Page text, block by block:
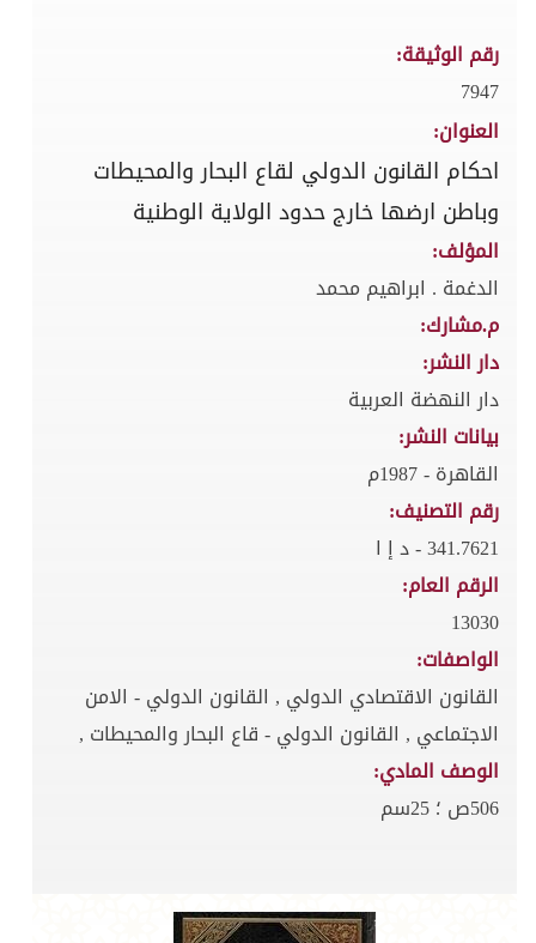
رقم الوثيقة:
7947
العنوان:
احكام القانون الدولي لقاع البحار والمحيطات
وباطن ارضها خارج حدود الولاية الوطنية
المؤلف:
الدغمة . ابراهيم محمد
م.مشارك:
دار النشر:
دار النهضة العربية
بيانات النشر:
القاهرة - 1987م
رقم التصنيف:
341.7621 - د إ ا
الرقم العام:
13030
الواصفات:
القانون الاقتصادي الدولي , القانون الدولي - الامن
الاجتماعي , القانون الدولي - قاع البحار والمحيطات ,
الوصف المادي:
506ص ؛ 25سم